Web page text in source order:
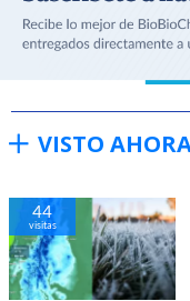
VISTO
44
visitas